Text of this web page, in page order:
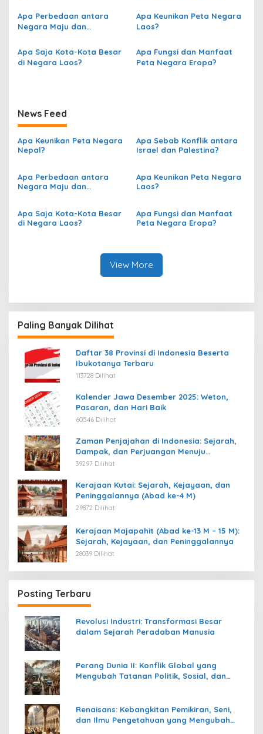
s
i
p
o
Apa Perbedaan antara
Negara Maju dan
Peta?
Apa Keunikan Peta Negara
Laos?
Apa Saja Kota-Kota Besar
di Negara Laos?
Apa Fungsi dan Manfaat
Peta Negara Eropa?
News Feed
Apa Keunikan Peta Negara
Nepal?
Apa Sebab Konflik antara
Israel dan Palestina?
Apa Perbedaan antara
Negara Maju dan
Apa Keunikan Peta Negara
Laos?
Apa Saja Kota-Kota Besar
di Negara Laos?
Apa Fungsi dan Manfaat
Peta Negara Eropa?
View More
Paling Banyak Dilihat
Daftar 38 Provinsi di Indonesia Beserta
Ibukotanya Terbaru
113728 Dilihat
Kalender Jawa Desember 2025: Weton,
Pasaran, dan Hari Baik
60546 Dilihat
Zaman Penjajahan di Indonesia: Sejarah,
Dampak, dan Perjuangan Menuju
Kemerdekaan
39297 Dilihat
Kerajaan Kutai: Sejarah, Kejayaan, dan
Peninggalannya (Abad ke-4 M)
29872 Dilihat
Kerajaan Majapahit (Abad ke-13 M – 15 M):
Sejarah, Kejayaan, dan Peninggalannya
28039 Dilihat
Posting Terbaru
Revolusi Industri: Transformasi Besar
dalam Sejarah Peradaban Manusia
Perang Dunia II: Konflik Global yang
Mengubah Tatanan Politik, Sosial, dan
Renaisans: Kebangkitan Pemikiran, Seni,
dan Ilmu Pengetahuan yang Mengubah